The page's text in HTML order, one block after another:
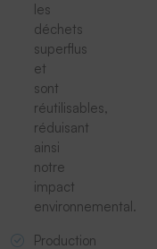
les
déchets
superflus
et
sont
réutilisables,
réduisant
ainsi
notre
impact
environnemental.
Production